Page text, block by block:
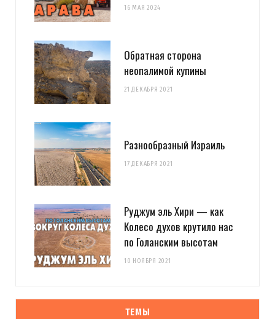
16 МАЯ 2024
Обратная сторона
неопалимой купины
21 ДЕКАБРЯ 2021
Разнообразный Израиль
17 ДЕКАБРЯ 2021
Руджум эль Хири — как
Колесо духов крутило нас
по Голанским высотам
10 НОЯБРЯ 2021
ТЕМЫ